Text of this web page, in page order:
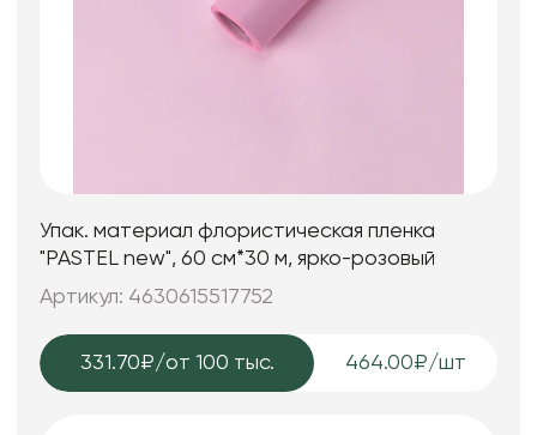
Упак. материал флористическая пленка
"PASTEL new", 60 см*30 м, ярко-розовый
Артикул: 4630615517752
331.70₽/от 100 тыс. 464.00₽/шт